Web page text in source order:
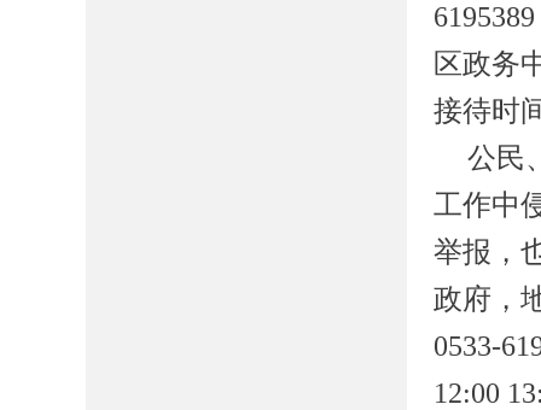
6195389
区政务
接待时
公民
工作中
举报，
政府 ，
0533-
12:00